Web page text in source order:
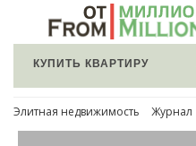
КУПИТЬ КВАРТИРУ
Элитная недвижимость Журнал